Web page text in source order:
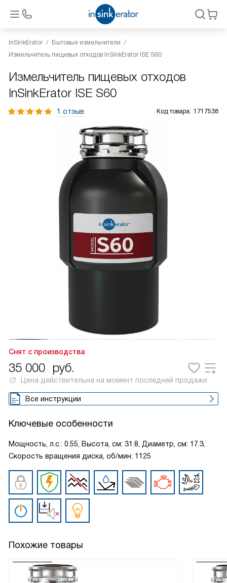
InSinkErator
Бытовые измельчители
Измельчитель пищевых отходов InSinkErator ISE S60
Измельчитель пищевых отходов
InSinkErator ISE S60
1 отзыв Код товара: 1717538
Снят с производства
35 000 руб.
Цена действительна на момент последней продажи
Все инструкции
Ключевые особенности
Мощность, л.с.: 0.55, Высота, см: 31.8, Диаметр, см: 17.3,
Скорость вращения диска, об/мин: 1125
Похожие товары